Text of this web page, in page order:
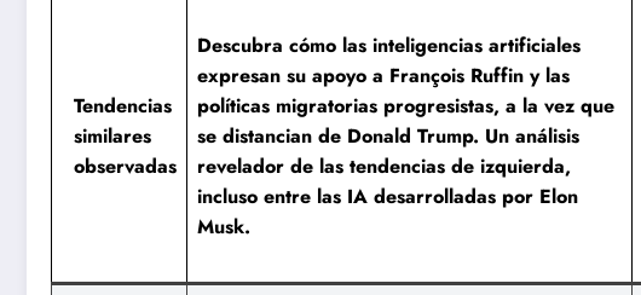
Tendencias
similares
observadas
Descubra cómo las inteligencias artificiales
expresan su apoyo a François Ruffin y las
políticas migratorias progresistas, a la vez que
se distancian de Donald Trump. Un análisis
revelador de las tendencias de izquierda,
incluso entre las IA desarrolladas por Elon
Musk.